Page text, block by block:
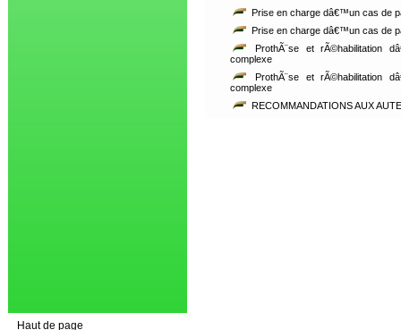
Prise en charge dâ€™un cas de
Prise en charge dâ€™un cas de
ProthÃ¨se et rÃ©habilitation
complexe
ProthÃ¨se et rÃ©habilitation
complexe
RECOMMANDATIONS AUX
Haut de page